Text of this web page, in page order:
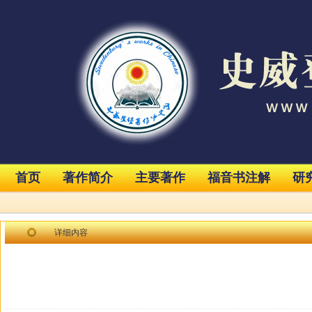
首页 著作简介 主要著作 福音书注解 研
详细内容